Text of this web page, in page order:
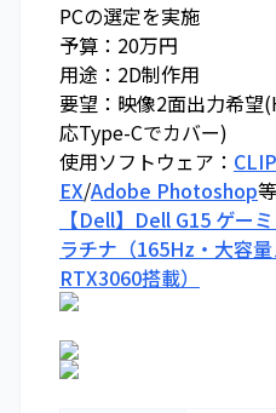
PCの選定を実施
予算：20万円
用途：2D制作用
要望：映像2面出力希望
応Type-Cでカバー)
使用ソフトウェア：
EX/Adobe Photoshop等
【Dell】Dell G15 ゲー
ラチナ（165Hz・大容
RTX3060搭載）